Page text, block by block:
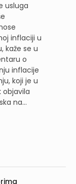
usluga
inflaciji u
kaže se u
o
inflacije
koji je u
objavila
na...